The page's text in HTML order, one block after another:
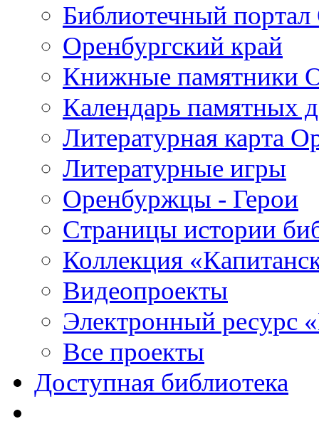
Библиотечный портал
Оренбургский край
Книжные памятники
Календарь памятных
Литературная карта
Литературные игры
Оренбуржцы - Герои
Страницы истории
Коллекция
Видеопроекты
Электронный ресурс
Все проекты
Доступная библиотека